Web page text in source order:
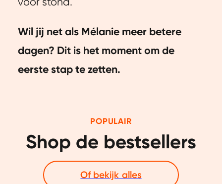
Wil jij net als Mélanie meer betere
dagen? Dit is het moment om de
eerste stap te zetten.
POPULAIR
Shop de bestsellers
Of bekijk alles